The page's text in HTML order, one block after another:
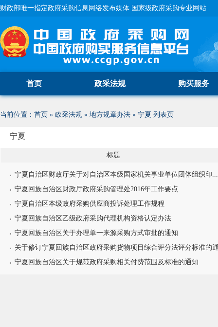
财政部唯一指定政府采购信息网络发布媒体 国家级政府采购专业网站
首页 政采法规 购买服务
当前位置： 首页 » 政采法规 » 地方规章办法 » 宁夏 列表页
宁夏
标题
宁夏自治区财政厅关于对自治区本级国家机关事业单位团体组织印...
宁夏回族自治区财政厅政府采购管理处2016年工作要点
宁夏自治区本级政府采购供应商投诉处理工作规程
宁夏回族自治区乙级政府采购代理机构资格认定办法
宁夏回族自治区关于办理单一来源采购方式审批的通知
关于修订宁夏回族自治区政府采购货物项目综合评分法评分标准的
宁夏回族自治区关于规范政府采购相关付费范围及标准的通知